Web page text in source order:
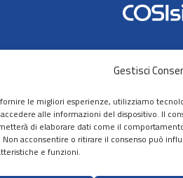
Gestisci
le migliori esperienze, utilizziamo
alle informazioni del dispositivo. Il
di elaborare dati come il
Non acconsentire o ritirare il consenso può
e funzioni.
AIFA